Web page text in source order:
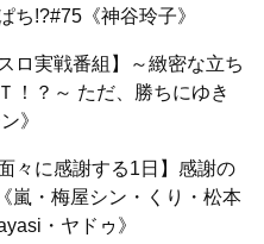
ち!?#75《神谷玲子》
ロ実戦番組】～緻密な立ち
！？～ ただ、勝ちにゆき
》
々に感謝する1日】感謝の
嵐・梅屋シン・くり・松本
・ヤドゥ》